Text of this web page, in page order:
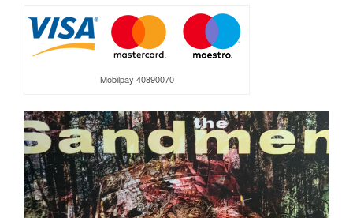
Mobilpay 40890070